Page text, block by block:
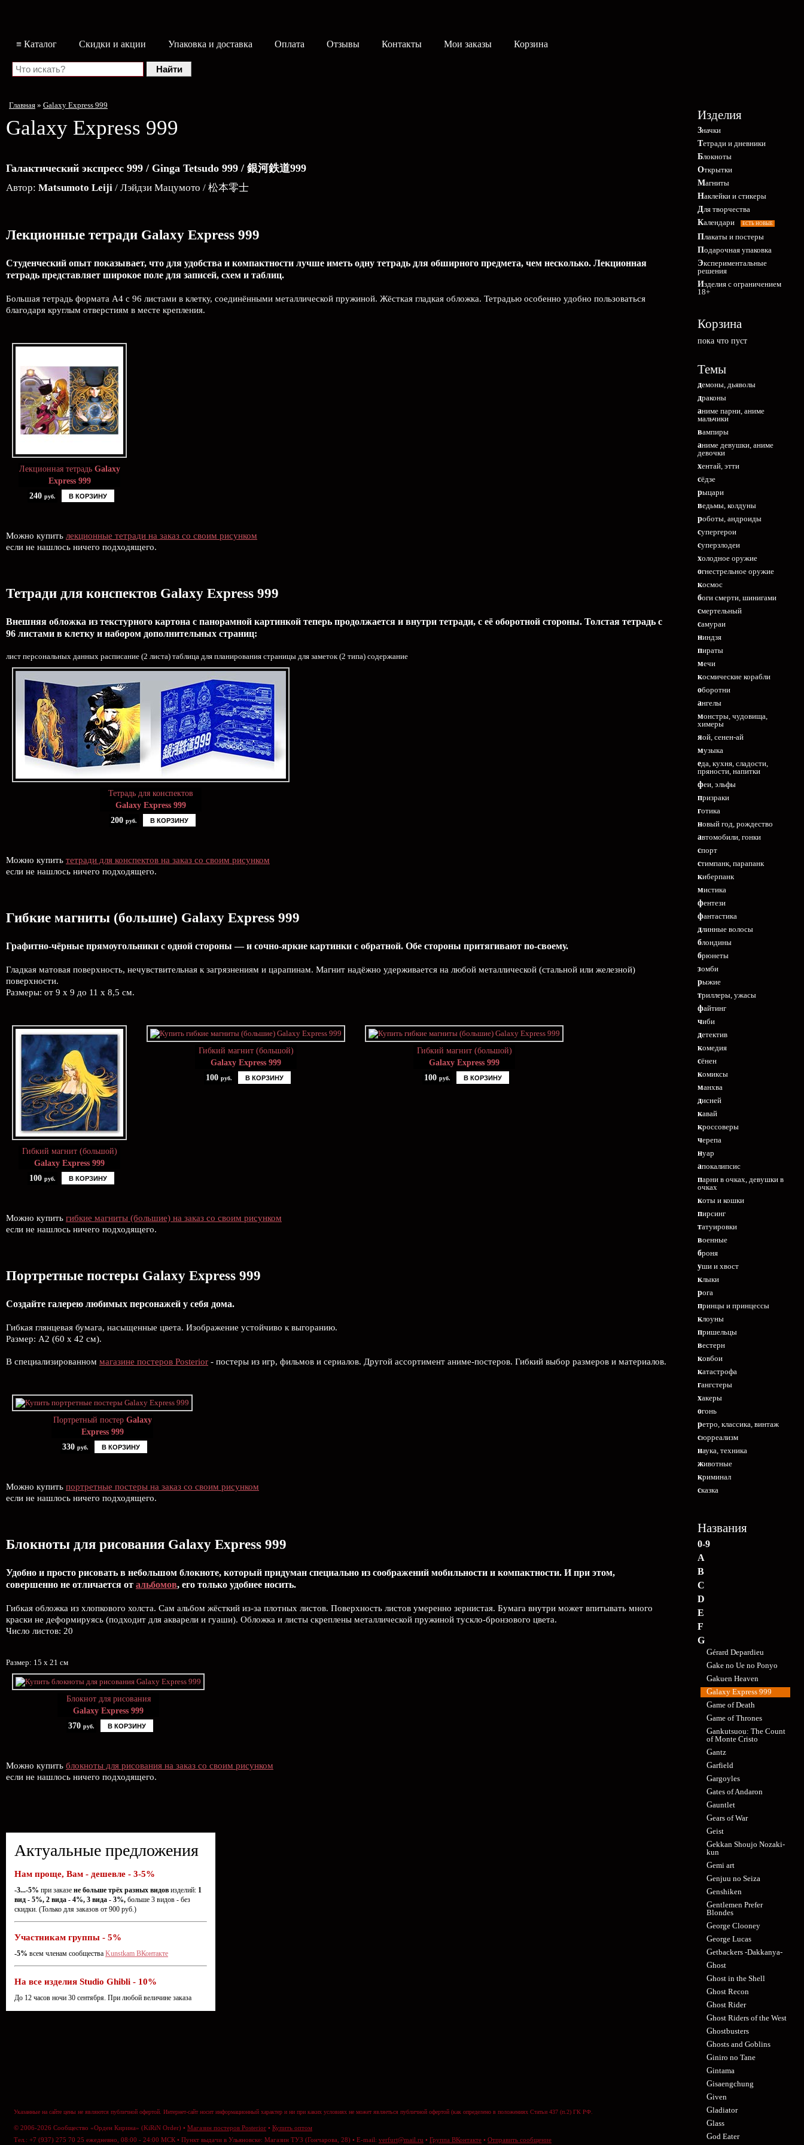
≡ Каталог Скидки и акции Упаковка и доставка Оплата Отзывы Контакты Мои заказы Корзина
Главная » Galaxy Express 999
Galaxy Express 999
Галактический экспресс 999 / Ginga Tetsudo 999 / 銀河鉄道999
Автор: Matsumoto Leiji / Лэйдзи Мацумото / 松本零士
Лекционные тетради Galaxy Express 999
Студенческий опыт показывает, что для удобства и компактности лучше иметь одну тетрадь для обширного предмета, чем несколько. Лекционная
тетрадь представляет широкое поле для записей, схем и таблиц.
Большая тетрадь формата А4 с 96 листами в клетку, соединёнными металлической пружиной. Жёсткая гладкая обложка. Тетрадью особенно удобно пользоваться
благодаря круглым отверстиям в месте крепления.
Лекционная тетрадь Galaxy
Express 999
240 руб. В КОРЗИНУ
Можно купить лекционные тетради на заказ со своим рисунком
если не нашлось ничего подходящего.
Тетради для конспектов Galaxy Express 999
Внешняя обложка из текстурного картона с панорамной картинкой теперь продолжается и внутри тетради, с её оборотной стороны. Толстая тетрадь с
96 листами в клетку и набором дополнительных страниц:
лист персональных данных расписание (2 листа) таблица для планирования страницы для заметок (2 типа) содержание
Тетрадь для конспектов
Galaxy Express 999
200 руб. В КОРЗИНУ
Можно купить тетради для конспектов на заказ со своим рисунком
если не нашлось ничего подходящего.
Гибкие магниты (большие) Galaxy Express 999
Графитно-чёрные прямоугольники с одной стороны — и сочно-яркие картинки с обратной. Обе стороны притягивают по-своему.
Гладкая матовая поверхность, нечувствительная к загрязнениям и царапинам. Магнит надёжно удерживается на любой металлической (стальной или железной)
поверхности.
Размеры: от 9 х 9 до 11 х 8,5 см.
Гибкий магнит (большой)
Galaxy Express 999
100 руб. В КОРЗИНУ
Гибкий магнит (большой)
Galaxy Express 999
100 руб. В КОРЗИНУ
Гибкий магнит (большой)
Galaxy Express 999
100 руб. В КОРЗИНУ
Можно купить гибкие магниты (большие) на заказ со своим рисунком
если не нашлось ничего подходящего.
Портретные постеры Galaxy Express 999
Создайте галерею любимых персонажей у себя дома.
Гибкая глянцевая бумага, насыщенные цвета. Изображение устойчиво к выгоранию.
Размер: А2 (60 х 42 см).
В специализированном магазине постеров Posterior - постеры из игр, фильмов и сериалов. Другой ассортимент аниме-постеров. Гибкий выбор размеров и материалов.
Портретный постер Galaxy
Express 999
330 руб. В КОРЗИНУ
Можно купить портретные постеры на заказ со своим рисунком
если не нашлось ничего подходящего.
Блокноты для рисования Galaxy Express 999
Удобно и просто рисовать в небольшом блокноте, который придуман специально из соображений мобильности и компактности. И при этом,
совершенно не отличается от альбомов, его только удобнее носить.
Гибкая обложка из хлопкового холста. Сам альбом жёсткий из-за плотных листов. Поверхность листов умеренно зернистая. Бумага внутри может впитывать много
краски не деформируясь (подходит для акварели и гуаши). Обложка и листы скреплены металлической пружиной тускло-бронзового цвета.
Число листов: 20
Размер: 15 х 21 см
Блокнот для рисования
Galaxy Express 999
370 руб. В КОРЗИНУ
Можно купить блокноты для рисования на заказ со своим рисунком
если не нашлось ничего подходящего.
Актуальные предложения
Нам проще, Вам - дешевле - 3-5%
-3...-5% при заказе не больше трёх разных видов изделий: 1
вид - 5%, 2 вида - 4%, 3 вида - 3%, больше 3 видов - без
скидки. (Только для заказов от 900 руб.)
Участникам группы - 5%
-5% всем членам сообщества Kunstkam ВКонтакте
На все изделия Studio Ghibli - 10%
До 12 часов ночи 30 сентября. При любой величине заказа
Изделия
Значки
Тетради и дневники
Блокноты
Открытки
Магниты
Наклейки и стикеры
Для творчества
Календари
ЕСТЬ НОВЫЕ
Плакаты и постеры
Подарочная упаковка
Экспериментальные
решения
Изделия с ограничением
18+
Корзина
пока что пуст
Темы
демоны, дьяволы
драконы
аниме парни, аниме
мальчики
вампиры
аниме девушки, аниме
девочки
хентай, этти
сёдзе
рыцари
ведьмы, колдуны
роботы, андроиды
супергерои
суперзлодеи
холодное оружие
огнестрельное оружие
космос
боги смерти, шинигами
смертельный
самураи
ниндзя
пираты
мечи
космические корабли
оборотни
ангелы
монстры, чудовища,
химеры
яой, сенен-ай
музыка
еда, кухня, сладости,
пряности, напитки
феи, эльфы
призраки
готика
новый год, рождество
автомобили, гонки
спорт
стимпанк, парапанк
киберпанк
мистика
фентези
фантастика
длинные волосы
блондины
брюнеты
зомби
рыжие
триллеры, ужасы
файтинг
чиби
детектив
комедия
сёнен
комиксы
манхва
дисней
кавай
кроссоверы
черепа
нуар
апокалипсис
парни в очках, девушки в
очках
коты и кошки
пирсинг
татуировки
военные
броня
уши и хвост
клыки
рога
принцы и принцессы
клоуны
пришельцы
вестерн
ковбои
катастрофа
гангстеры
хакеры
огонь
ретро, классика, винтаж
сюрреализм
наука, техника
животные
криминал
сказка
Названия
0-9
A
B
C
D
E
F
G
Gérard Depardieu
Gake no Ue no Ponyo
Gakuen Heaven
Galaxy Express 999
Game of Death
Game of Thrones
Gankutsuou: The Count
of Monte Cristo
Gantz
Garfield
Gargoyles
Gates of Andaron
Gauntlet
Gears of War
Geist
Gekkan Shoujo Nozaki-
kun
Gemi art
Genjuu no Seiza
Genshiken
Gentlemen Prefer
Blondes
George Clooney
George Lucas
Getbackers -Dakkanya-
Ghost
Ghost in the Shell
Ghost Recon
Ghost Rider
Ghost Riders of the West
Ghostbusters
Ghosts and Goblins
Giniro no Tane
Gintama
Gisaengchung
Given
Gladiator
Glass
God Eater
Указанные на сайте цены не являются публичной офертой. Интернет-сайт носит информационный характер и ни при каких условиях не может являеться публичной офертой (как определено в положениях Статьи 437 (п.2) ГК РФ.
© 2006-2026 Сообщество «Орден Кирина» (KiRiN Order) • Магазин постеров Posterior • Купить оптом
Тел.: +7 (937) 275 70 25 ежедневно, 08:00 - 24:00 МСК • Пункт выдачи в Ульяновске: Магазин ТУЗ (Гончарова, 28) • E-mail: verfurt@mail.ru • Группа ВКонтакте • Отправить сообщение